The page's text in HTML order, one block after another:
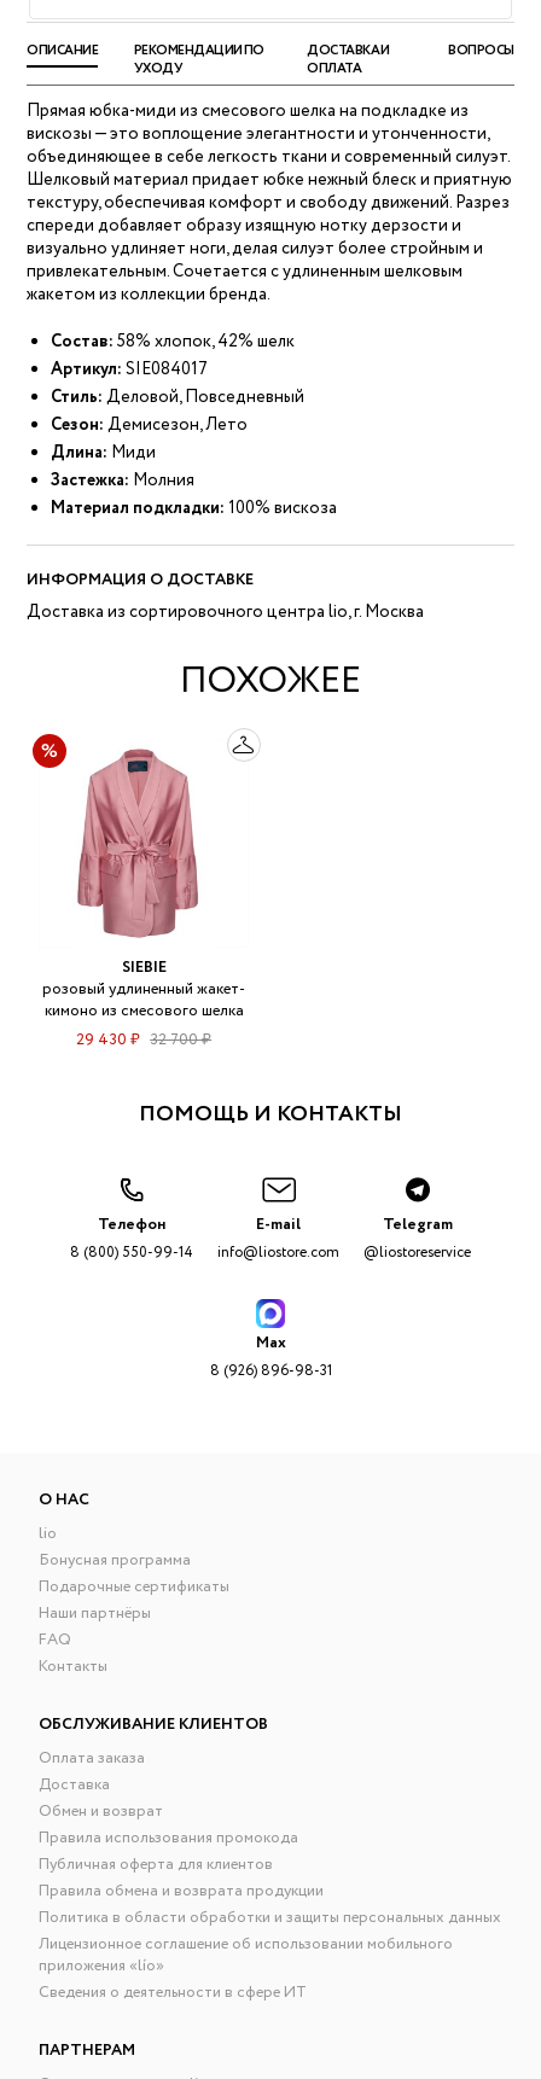
ОПИСАНИЕ
РЕКОМЕНДАЦИИ ПО
УХОДУ
ДОСТАВКА И
ОПЛАТА
ВОПРОСЫ
Прямая юбка-миди из смесового шелка на подкладке из
вискозы — это воплощение элегантности и утонченности,
объединяющее в себе легкость ткани и современный силуэт.
Шелковый материал придает юбке нежный блеск и приятную
текстуру, обеспечивая комфорт и свободу движений. Разрез
спереди добавляет образу изящную нотку дерзости и
визуально удлиняет ноги, делая силуэт более стройным и
привлекательным. Сочетается с удлиненным шелковым
жакетом из коллекции бренда.
Состав: 58% хлопок, 42% шелк
Артикул: SIE084017
Стиль: Деловой, Повседневный
Сезон: Демисезон, Лето
Длина: Миди
Застежка: Молния
Материал подкладки: 100% вискоза
ИНФОРМАЦИЯ О ДОСТАВКЕ
Доставка из сортировочного центра lio, г. Москва
ПОХОЖЕЕ
SIEBIE
розовый удлиненный жакет-
кимоно из смесового шелка
29 430 ₽ 32 700 ₽
ПОМОЩЬ И КОНТАКТЫ
Телефон
8 (800) 550-99-14
E-mail
info@liostore.com
Telegram
@liostoreservice
Max
8 (926) 896-98-31
О НАС
lio
Бонусная программа
Подарочные сертификаты
Наши партнёры
FAQ
Контакты
ОБСЛУЖИВАНИЕ КЛИЕНТОВ
Оплата заказа
Доставка
Обмен и возврат
Правила использования промокода
Публичная оферта для клиентов
Правила обмена и возврата продукции
Политика в области обработки и защиты персональных данных
Лицензионное соглашение об использовании мобильного
приложения «lío»
Сведения о деятельности в сфере ИТ
ПАРТНЕРАМ